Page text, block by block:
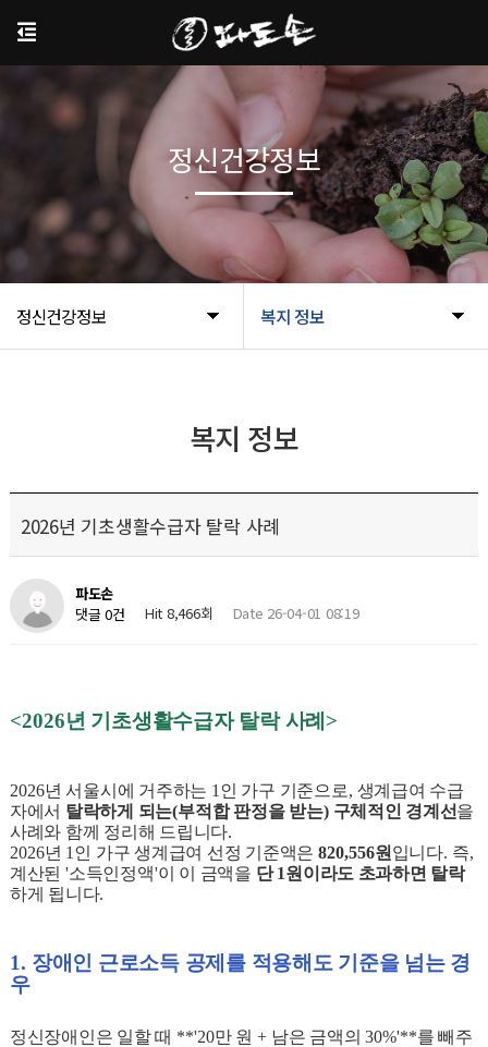
정신건강정보 복지 정보
정신건강정보
복지 정보
2026년 기초생활수급자 탈락 사례
파도손
댓글 0건
Hit 8,466회 Date 26-04-01 08:19
<2026년 기초생활수급자 탈락 사례 >
2026년 서울시에 거주하는 1 인 가구 기준으로, 생계급여 수급
자에서 탈락하게 되는(부적합 판정을 받는) 구체적인 경계선을
사례와 함께 정리해 드립니다.
2026년 1 인 가구 생계급여 선정 기준액은 820,556원 입니다. 즉,
계산된 '소득인정액'이 이 금액을 단1원이라도 초과하면 탈락
하게 됩니다.
1. 장애인 근로소득 공제를 적용해도 기준을 넘는 경
우
정신장애인은 일할 때 **'20만 원 + 남은 금액의 30%'**를 빼주